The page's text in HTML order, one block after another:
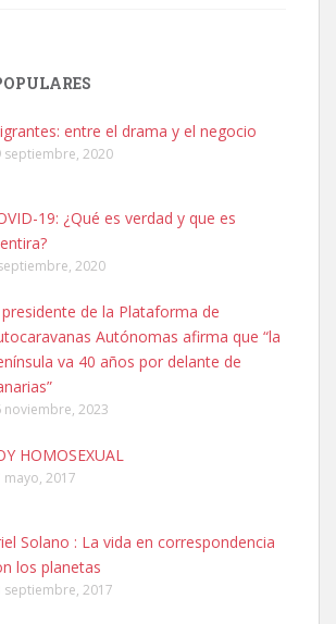
AVDA JOSE MESA Y LOPEZ
SHIBA CON MICROCHIP PERDIDO HOY
MESA Y LOPEZ. ES MUY ASUSTADIZO
Canaria
6.7.2025
una ninfa papillera, asustada tiene miedo a la
la zon...
entre el drama y el negocio
septiembre, 2020
19: ¿Qué es verdad y que es
2020
presidente de la Plataforma de
Autónomas afirma que “la
va 40 años por delante de
noviembre, 2023
HOMOSEXUAL
mayo, 2017
Solano : La vida en correspondencia
los planetas
septiembre, 2017